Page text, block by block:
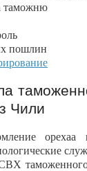
таможню
пошлин
Чили